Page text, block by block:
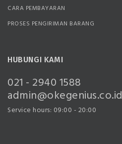
CARA PEMBAYARAN
PROSES PENGIRIMAN BARANG
HUBUNGI KAMI
021 - 2940 1588
admin@okegenius.co.id
Service hours: 09:00 - 20:00